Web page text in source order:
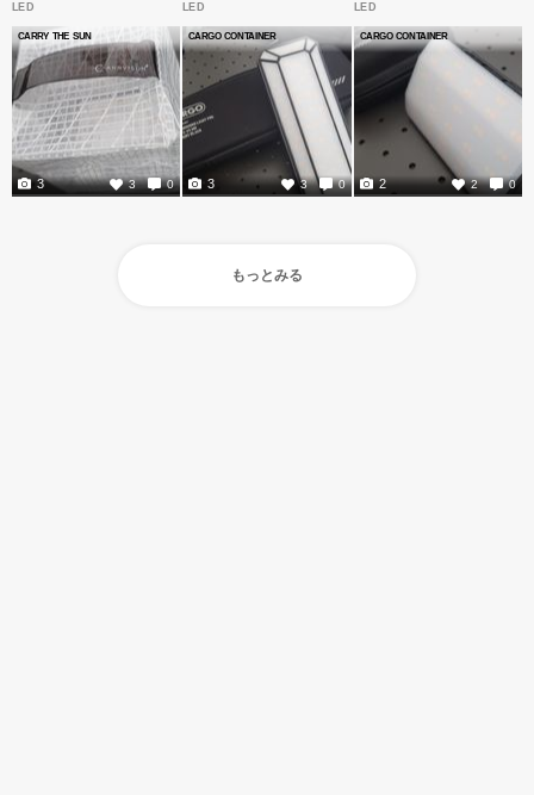
LED
CARRY THE SUN
3 0
3
LED
CARGO CONTAINER
3 0
3
LED
CARGO CONTAINER
2 0
2
もっとみる